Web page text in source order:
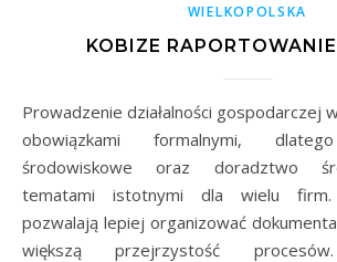
WIELKOPOLSKA
KOBIZE
Prowadzenie działalności gospodarczej wiąże się z różnymi
obowiązkami formalnymi,
środowiskowe oraz doradztwo
tematami istotnymi dla wielu firm.
pozwalają lepiej organizować
większą przejrzystość